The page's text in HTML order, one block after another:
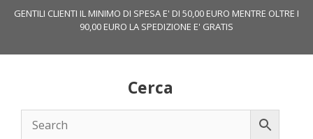
GENTILI CLIENTI IL MINIMO DI SPESA E' DI 50,00 EURO MENTRE OLTRE I
90,00 EURO LA SPEDIZIONE E' GRATIS
Cerca